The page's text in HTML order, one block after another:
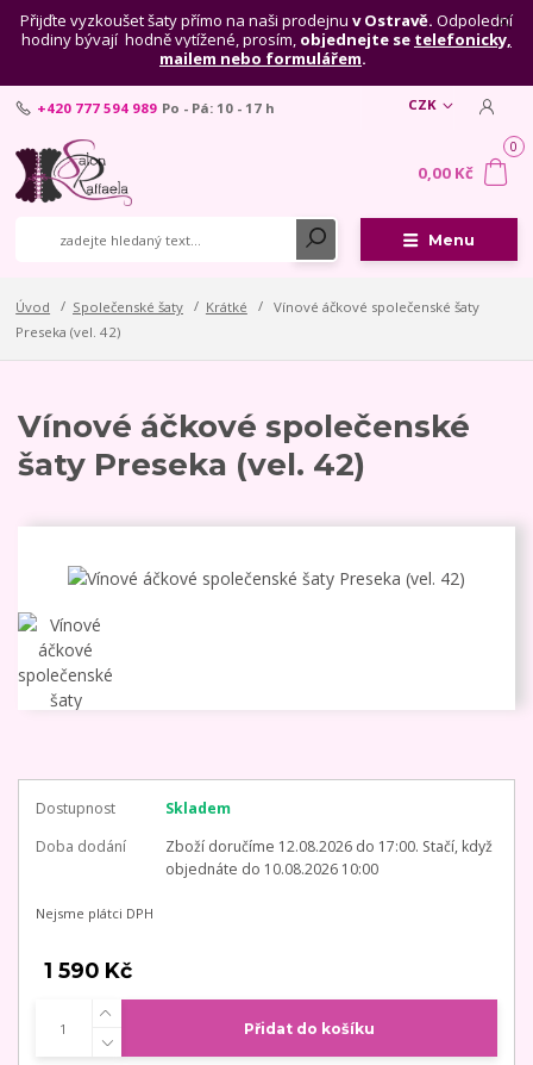
Přijďte vyzkoušet šaty přímo na naši prodejnu v Ostravě. Odpolední
hodiny bývají hodně vytížené, prosím, objednejte se telefonicky,
mailem nebo formulářem.
Menu
CZK
+420 777 594 989 Po - Pá: 10 - 17 h
0
0,00 Kč
Úvod Společenské šaty Krátké
Vínové áčkové společenské šaty
Preseka (vel. 42)
Vínové áčkové společenské
šaty Preseka (vel. 42)
Dostupnost
Skladem
Doba dodání
Zboží doručíme 12.08.2026 do 17:00. Stačí, když
objednáte do 10.08.2026 10:00
Nejsme plátci DPH
1 590 Kč
Přidat do košíku